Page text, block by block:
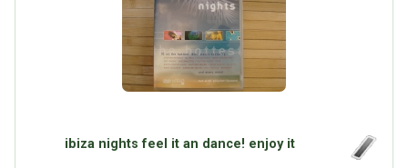
ibiza nights feel it an dance! enjoy it